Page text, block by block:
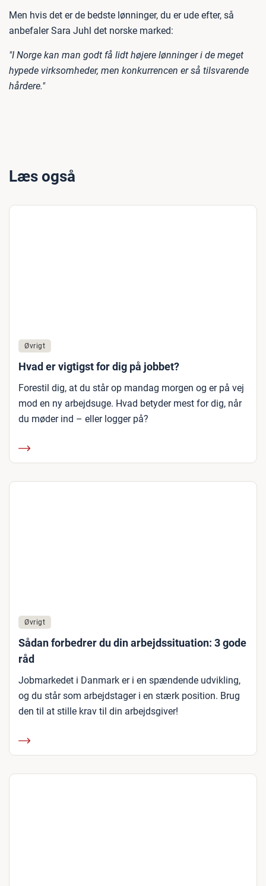
Men hvis det er de bedste lønninger, du er ude efter, så
anbefaler Sara Juhl det norske marked:
"I Norge kan man godt få lidt højere lønninger i de meget
hypede virksomheder, men konkurrencen er så tilsvarende
hårdere."
Læs også
Øvrigt
Hvad er vigtigst for dig på jobbet?
Forestil dig, at du står op mandag morgen og er på vej
mod en ny arbejdsuge. Hvad betyder mest for dig, når
du møder ind – eller logger på?
Øvrigt
Sådan forbedrer du din arbejdssituation: 3 gode
råd
Jobmarkedet i Danmark er i en spændende udvikling,
og du står som arbejdstager i en stærk position. Brug
den til at stille krav til din arbejdsgiver!